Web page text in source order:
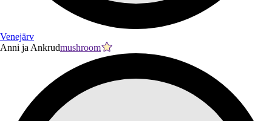
Venejärv
Anni ja Ankrudmushroom